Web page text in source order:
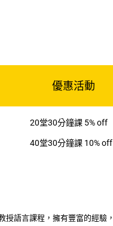
優惠活動
20堂30分鐘課 5% off
40堂30分鐘課 10% off
授語言課程，擁有豐富的經驗，